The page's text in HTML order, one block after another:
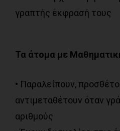
γραπτής έκφρασή τους
Τα άτομα με
• Παραλείπουν,
αντιμεταθέτουν όταν
αριθμούς